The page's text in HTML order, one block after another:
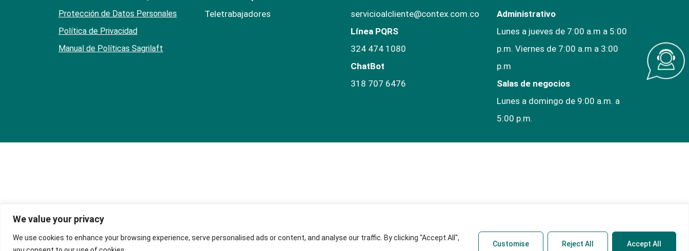
We value your privacy
We use cookies to enhance your browsing experience, serve personalised ads or content, and analyse our traffic. By clicking "Accept All",
Customise Reject All Accept All
Protección de Datos Personales
Política de Privacidad
Manual de Políticas Sagrilaft
Teletrabajadores
servicioalcliente@contex.com.co
Línea PQRS
324 474 1080
ChatBot
318 707 6476
Administrativo
Lunes a jueves de 7:00 a.m a 5:00
p.m. Viernes de 7:00 a.m a 3:00
p.m
Salas de negocios
Lunes a domingo de 9:00 a.m. a
5:00 p.m.